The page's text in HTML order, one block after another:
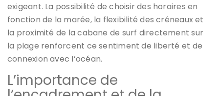
exigeant. La possibilité de choisir des horaires en
fonction de la marée, la flexibilité des créneaux et
la proximité de la cabane de surf directement sur
la plage renforcent ce sentiment de liberté et de
connexion avec l’océan.
L’importance de